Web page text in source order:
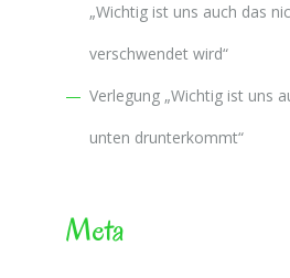
„Wichtig ist uns auch das
verschwendet wird“
Verlegung „Wichtig ist uns
unten drunterkommt“
Meta